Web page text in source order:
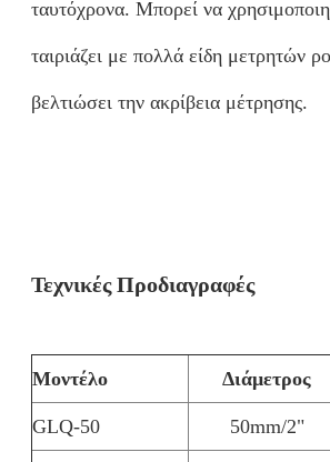
ταυτόχρονα. Μπορεί να
ταιριάζει με πολλά είδη μετρητών
βελτιώσει την ακρίβεια μέτρησης.
Τεχνικές Προδιαγραφές
Μοντέλο Διάμετρος
GLQ-50 50mm/2"